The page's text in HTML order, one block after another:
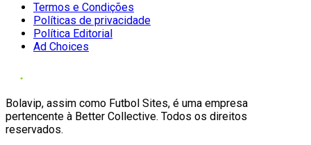
Termos e Condições
Políticas de privacidade
Política Editorial
Ad Choices
Bolavip, assim como Futbol Sites, é uma empresa
pertencente à Better Collective. Todos os direitos
reservados.